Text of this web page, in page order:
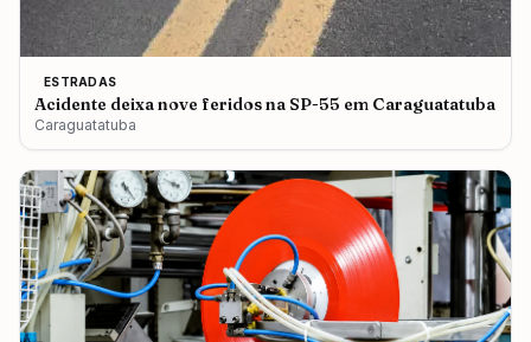
ESTRADAS
Acidente deixa nove feridos na SP-55 em Caraguatatuba
Caraguatatuba